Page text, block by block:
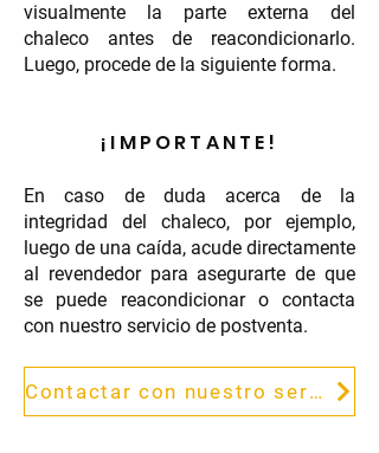
visualmente la parte externa del
chaleco antes de reacondicionarlo.
Luego, procede de la siguiente forma.
¡IMPORTANTE!
En caso de duda acerca de la
integridad del chaleco, por ejemplo,
luego de una caída, acude directamente
al revendedor para asegurarte de que
se puede reacondicionar o contacta
con nuestro servicio de postventa.
Contactar con nuestro servicio postventa